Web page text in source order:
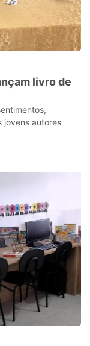
livro de
jovens autores